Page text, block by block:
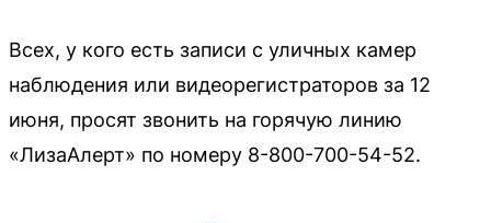
Всех, у кого есть записи с уличных камер
наблюдения или видеорегистраторов за 12
июня, просят звонить на горячую линию
«ЛизаАлерт» по номеру 8-800-700-54-52.